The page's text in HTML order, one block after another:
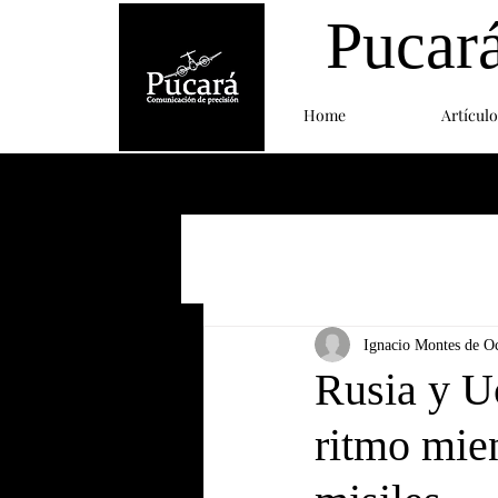
Home
Rusia y
ritmo
Ignacio Montes de